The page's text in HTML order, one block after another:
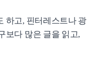
하고, 핀터레스트나 광
보다 많은 글을 읽고,